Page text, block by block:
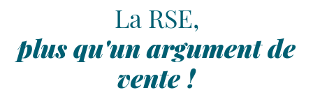
49 avenue de Wagram
75017 Paris
contact@agence-bathyscaphe.fr
01 44 65 34 22
La RSE,
plus qu'un argument de
vente !